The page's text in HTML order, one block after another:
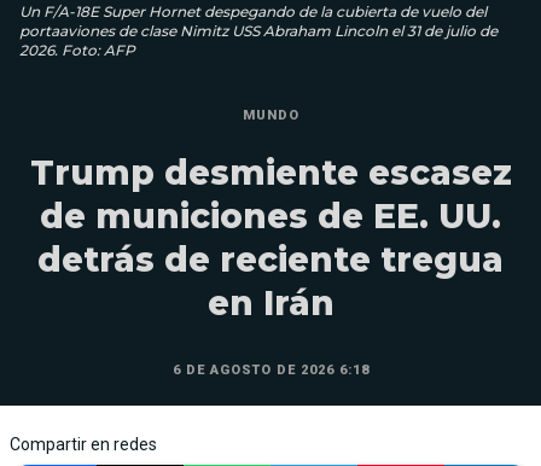
Un F/A-18E Super Hornet despegando de la cubierta de vuelo del
portaaviones de clase Nimitz USS Abraham Lincoln el 31 de julio de
2026. Foto: AFP
MUNDO
Trump desmiente escasez
de municiones de EE. UU.
detrás de reciente tregua
en Irán
6 DE AGOSTO DE 2026 6:18
Compartir en redes